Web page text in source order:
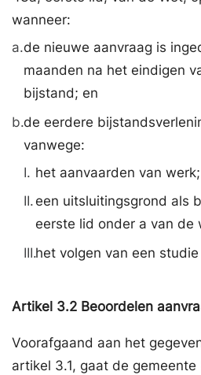
wanneer:
a.de nieuwe aanvraag is
maanden na het eindigen
bijstand; en
b.de eerdere
vanwege:
I. het aanvaarden van werk;
II. een uitsluitingsgrond als
eerste lid onder a van de
III.het volgen van een
Artikel 3.2 Beoordelen
Voorafgaand aan het
artikel 3.1, gaat de